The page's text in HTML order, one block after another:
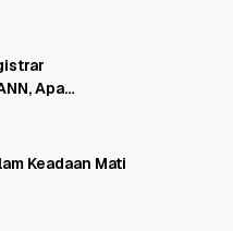
Apa
Keadaan Mati